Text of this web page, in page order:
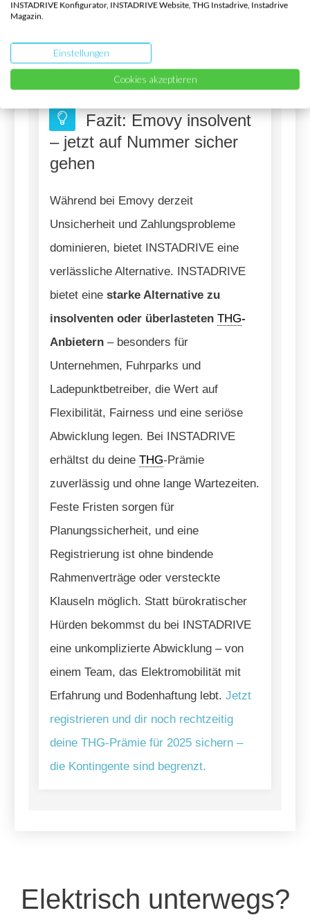
Rahmenvertrag, musstkeine mehrjährige
sein.
Fazit: Emovy insolvent
– jetzt auf Nummer sicher
gehen
Während bei Emovy derzeit
Unsicherheit und Zahlungsprobleme
dominieren, bietet INSTADRIVE eine
verlässliche Alternative. INSTADRIVE
bietet eine starke Alternative zu
insolventen oder überlasteten THG-
Anbietern – besonders für
Unternehmen, Fuhrparks und
Ladepunktbetreiber, die Wert auf
Flexibilität, Fairness und eine seriöse
Abwicklung legen. Bei INSTADRIVE
erhältst du deine THG-Prämie
zuverlässig und ohne lange Wartezeiten.
Feste Fristen sorgen für
Planungssicherheit, und eine
Registrierung ist ohne bindende
Rahmenverträge oder versteckte
Klauseln möglich. Statt bürokratischer
Hürden bekommst du bei INSTADRIVE
eine unkomplizierte Abwicklung – von
einem Team, das Elektromobilität mit
Erfahrung und Bodenhaftung lebt. Jetzt
registrieren und dir noch rechtzeitig
deine THG-Prämie für 2025 sichern –
die Kontingente sind begrenzt.
Elektrisch unterwegs?
INSTADRIVE Konfigurator, INSTADRIVE Website, THG Instadrive, Instadrive
Magazin.
Einstellungen
Cookies akzeptieren